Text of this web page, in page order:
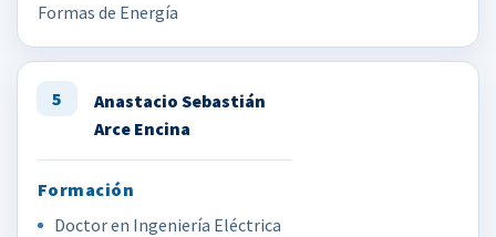
Formas de Energía
5
Anastacio Sebastián
Arce Encina
Doctor en Ingeniería Eléctrica